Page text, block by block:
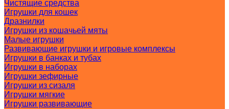
Чистящие средства
Игрушки для кошек
Дразнилки
Игрушки из кошачьей мяты
Малые игрушки
Развивающие игрушки и игровые комплексы
Игрушки в банках и тубах
Игрушки в наборах
Игрушки зефирные
Игрушки из сизаля
Игрушки мягкие
Игрушки развивающие